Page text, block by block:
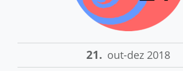
21. out-dez 2018